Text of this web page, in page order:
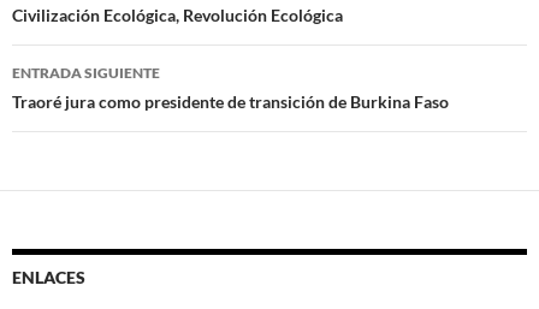
Navegación
de
entradas
Civilización Ecológica, Revolución Ecológica
ENTRADA SIGUIENTE
Traoré jura como presidente de transición de Burkina Faso
ENLACES